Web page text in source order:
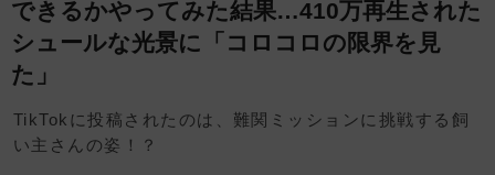
できるかやってみた結果…410万再生された
シュールな光景に「コロコロの限界を見
た」
TikTokに投稿されたのは、難関ミッションに挑戦する飼
い主さんの姿！？